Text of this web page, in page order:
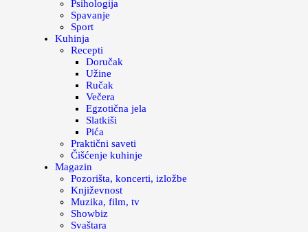
Psihologija
Spavanje
Sport
Kuhinja
Recepti
Doručak
Užine
Ručak
Večera
Egzotična jela
Slatkiši
Pića
Praktični saveti
Čišćenje kuhinje
Magazin
Pozorišta, koncerti, izložbe
Književnost
Muzika, film, tv
Showbiz
Svaštara